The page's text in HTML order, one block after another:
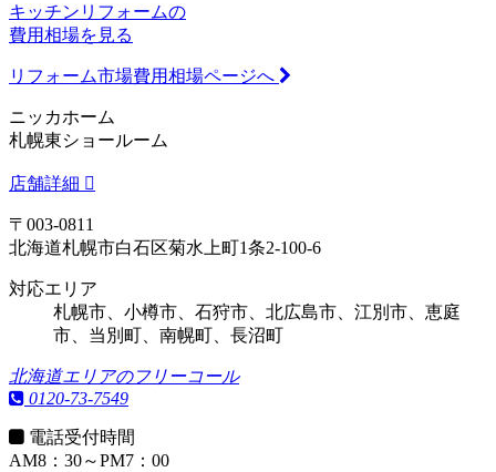
キッチンリフォームの
費用相場を見る
リフォーム市場費用相場ページへ
ニッカホーム
札幌東ショールーム
店舗詳細
〒003-0811
北海道札幌市白石区菊水上町1条2-100-6
対応エリア
札幌市、小樽市、石狩市、北広島市、江別市、恵庭
市、当別町、南幌町、長沼町
北海道エリアのフリーコール
0120-73-7549
電話受付時間
AM8：30～PM7：00